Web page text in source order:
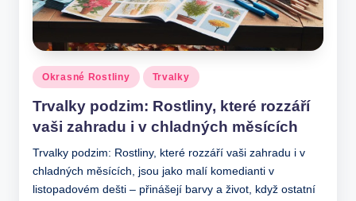
Posted
in
Okrasné Rostliny Trvalky
Trvalky podzim: Rostliny, které rozzáří
vaši zahradu i v chladných měsících
Trvalky podzim: Rostliny, které rozzáří vaši zahradu i v
chladných měsících, jsou jako malí komedianti v
listopadovém dešti – přinášejí barvy a život, když ostatní